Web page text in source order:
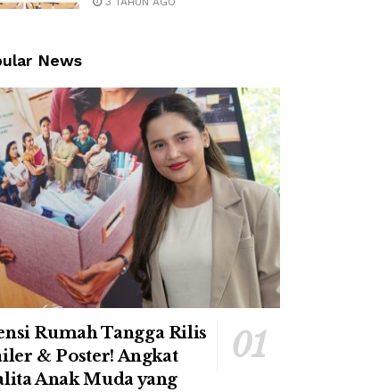
News
Rumah Tangga Rilis
& Poster! Angkat
Anak Muda yang